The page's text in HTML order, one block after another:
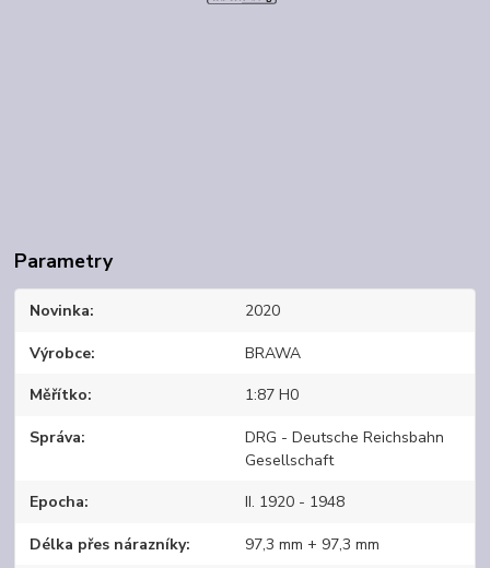
Parametry
Novinka 2020
Výrobce BRAWA
Měřítko 1:87 H0
Správa
DRG - Deutsche Reichsbahn
Gesellschaft
Epocha II. 1920 - 1948
Délka přes nárazníky 97,3 mm + 97,3 mm